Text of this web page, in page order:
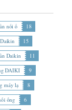
nối ố
18
15
Daikin
11
DAIKI
9
máy lạ
8
ống
6